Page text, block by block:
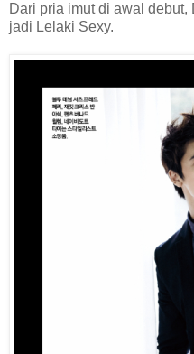
Dari pria imut di awal
jadi Lelaki Sexy.